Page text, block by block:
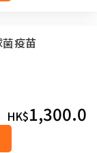
疫苗
HK$1,300.0